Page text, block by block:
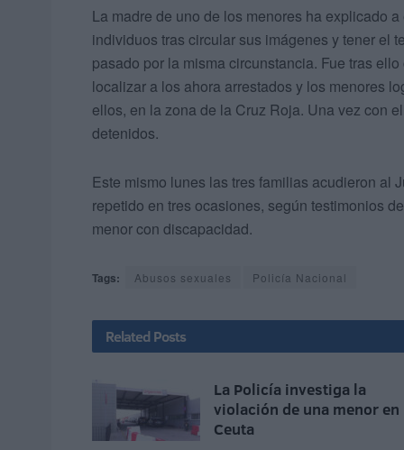
La madre de uno de los menores ha explicado
individuos tras circular sus imágenes y tener el
pasado por la misma circunstancia. Fue tras
localizar a los ahora arrestados y los menores
ellos, en la zona de la Cruz Roja. Una vez con
detenidos.
Este mismo lunes las tres familias acudieron al
repetido en tres ocasiones, según testimonios
menor con discapacidad.
Tags: Abusos sexuales Policía Nacional
Related Posts
La Policía investiga la
violación de una menor en
Ceuta